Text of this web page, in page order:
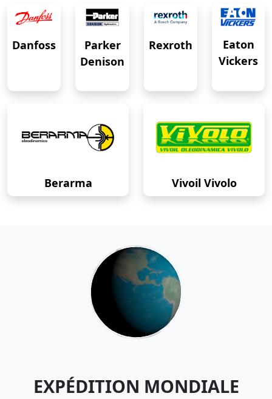
Danfoss
Parker
Denison
Rexroth
Eaton
Vickers
Berarma Vivoil Vivolo
EXPÉDITION MONDIALE